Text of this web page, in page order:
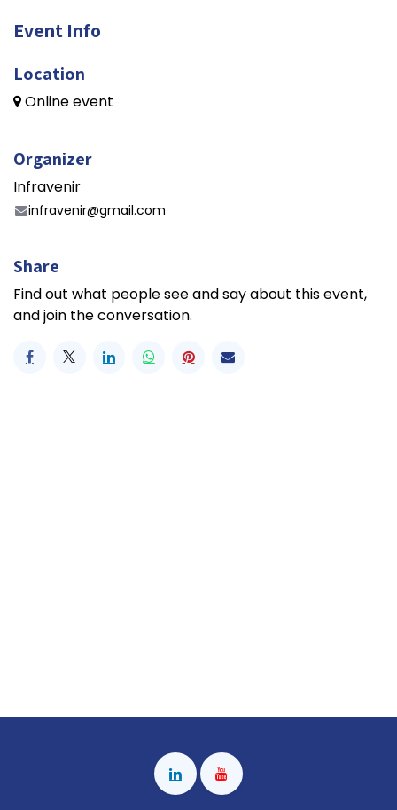
Event Info
Location
Online event
Organizer
Infravenir
infravenir@gmail.com
Share
Find out what people see and say about this event,
and join the conversation.